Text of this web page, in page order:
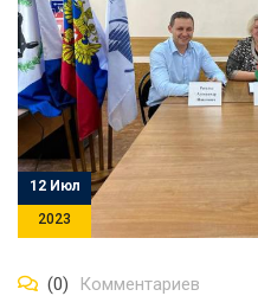
12 Июл
2023
(0) Комментариев